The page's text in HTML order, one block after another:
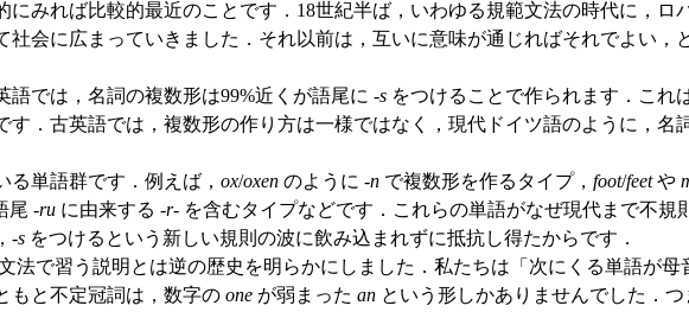
みれば比較的最近のことです．18世紀半ば，いわゆる規範文法の時代に，ロ
会に広まっていきました．それ以前は，互いに意味が通じればそれでよい，
では，名詞の複数形は99%近くが語尾に -s をつけることで作られます．これ
．古英語では，複数形の作り方は一様ではなく，現代ドイツ語のように，名
単語群です．例えば， ox/oxen のように -n で複数形を作るタイプ， foot/feetや
尾 -ru に由来する -r- を含むタイプなどです．これらの単語がなぜ現代まで不規
-s をつけるという新しい規則の波に飲み込まれずに抵抗し得たからです．
法で習う説明とは逆の歴史を明らかにしました．私たちは「次にくる単語が
もと不定冠詞は，数字の one が弱まった an という形しかありませんでした．つ